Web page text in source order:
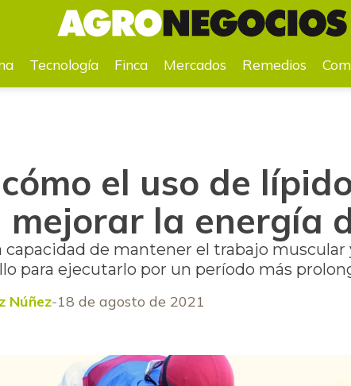
a mejorar la energía del equino
Tecnología Finca Mercados Remedios
el uso de
la energía
capacidad de mantener el trabajo muscular
para ejecutarlo por un período más
Núñez 18 de agosto de 2021